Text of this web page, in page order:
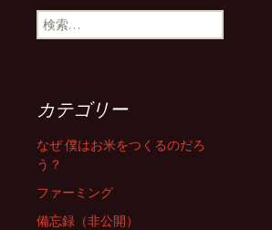
検
索:
カテゴリー
なぜ 僕はお米をつくるのだろ
う？
ファーミング
備忘録（非公開）